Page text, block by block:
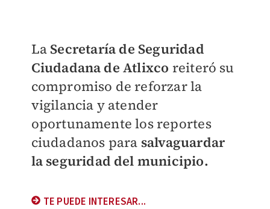
La Secretaría de Seguridad
Ciudadana de Atlixco reiteró su
compromiso de reforzar la
vigilancia y atender
oportunamente los reportes
ciudadanos para salvaguardar
la seguridad del municipio.
TE PUEDE INTERESAR...